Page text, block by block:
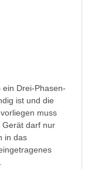
Drei-Phasen-
ist und die
muss
Gerät darf nur
in das